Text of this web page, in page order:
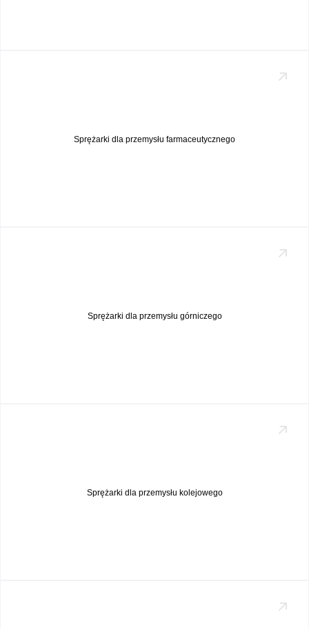
Sprężarki dla przemysłu farmaceutycznego
Sprężarki dla przemysłu górniczego
Sprężarki dla przemysłu kolejowego